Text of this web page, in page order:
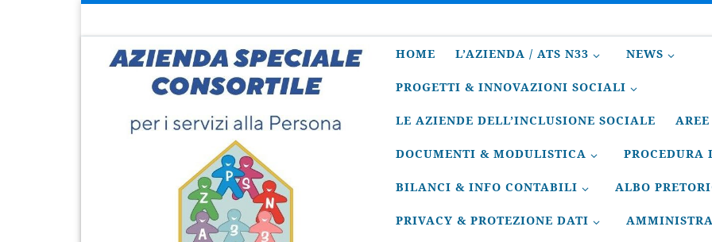
HOME L’AZIENDA / ATS N33 NEWS
PROGETTI & INNOVAZIONI SOCIALI
LE AZIENDE DELL’INCLUSIONE SOCIALE
DOCUMENTI & MODULISTICA
BILANCI & INFO CONTABILI ALBO
PRIVACY & PROTEZIONE DATI